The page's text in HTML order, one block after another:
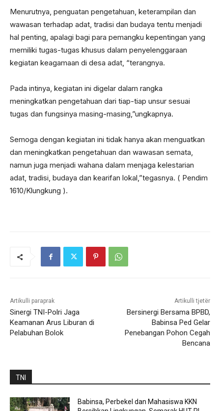
Menurutnya, penguatan pengetahuan, keterampilan dan
wawasan terhadap adat, tradisi dan budaya tentu menjadi
hal penting, apalagi bagi para pemangku kepentingan yang
memiliki tugas-tugas khusus dalam penyelenggaraan
kegiatan keagamaan di desa adat, “terangnya.
Pada intinya, kegiatan ini digelar dalam rangka
meningkatkan pengetahuan dari tiap-tiap unsur sesuai
tugas dan fungsinya masing-masing,”ungkapnya.
Semoga dengan kegiatan ini tidak hanya akan menguatkan
dan meningkatkan pengetahuan dan wawasan semata,
namun juga menjadi wahana dalam menjaga kelestarian
adat, tradisi, budaya dan kearifan lokal,”tegasnya. ( Pendim
1610/Klungkung ).
Artikulli paraprak
Sinergi TNI-Polri Jaga
Keamanan Arus Liburan di
Pelabuhan Bolok
Artikulli tjetër
Bersinergi Bersama BPBD,
Babinsa Ped Gelar
Penebangan Pohon Cegah
Bencana
TNI
Babinsa, Perbekel dan Mahasiswa KKN